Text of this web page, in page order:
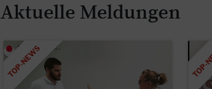
Aktuelle Meldungen